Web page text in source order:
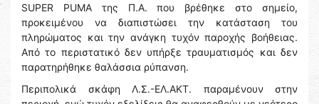
SUPER PUMA της Π.Α. που βρέθηκε στο σημείο,
προκειμένου να διαπιστώσει την κατάσταση του
πληρώματος και την ανάγκη τυχόν παροχής βοήθειας.
Από το περιστατικό δεν υπήρξε τραυματισμός και δεν
παρατηρήθηκε θαλάσσια ρύπανση.
Περιπολικά σκάφη Λ.Σ.-ΕΛ.ΑΚΤ. παραμένουν στην